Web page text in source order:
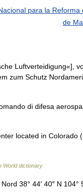
para la Reforma
de
Luftverteidigung«],
zum Schutz
di difesa
located in Colorado
World dictionary
38° 44′ 40″ N 104°